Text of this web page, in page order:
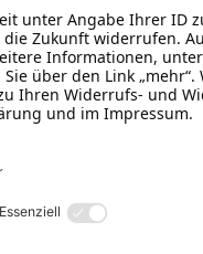
15 - 20 cm
Lamm
Bei Übergewicht
Knochen